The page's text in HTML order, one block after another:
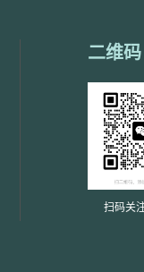
二维码
扫码关